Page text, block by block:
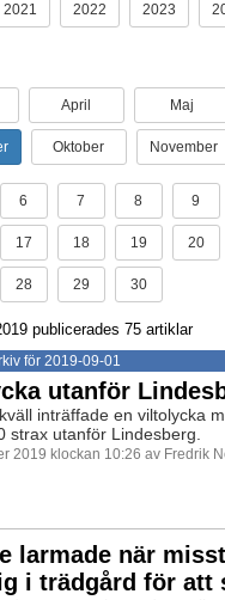
2021 2022 2023
April Maj
Oktober November
6 7 8 9
17 18 19 20
28 29 30
publicerades 75 artiklar
för 2019-09-01
utanför
inträffade en viltolycka
strax utanför Lindesberg.
2019 klockan 10:26 av Fredrik
larmade när
i trädgård för att